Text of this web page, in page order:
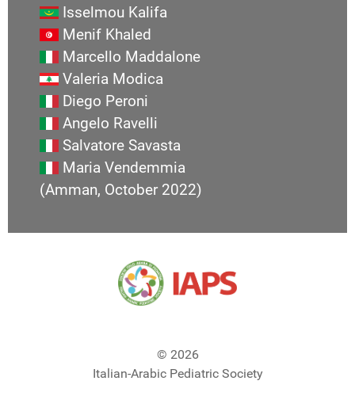
Isselmou Kalifa
Menif Khaled
Marcello Maddalone
Valeria Modica
Diego Peroni
Angelo Ravelli
Salvatore Savasta
Maria Vendemmia
(Amman, October 2022)
© 2026
Italian-Arabic Pediatric Society